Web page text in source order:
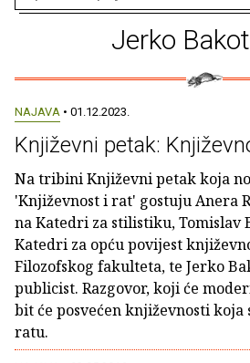
Jerko
NAJAVA • 01.12.2023.
Književni petak:
Na tribini Književni petak koja
'Književnost i rat' gostuju Anera
na Katedri za stilistiku, Tomislav
Katedri za opću povijest
Filozofskog fakulteta, te Jerko
publicist. Razgovor, koji će
bit će posvećen književnosti koja
ratu.